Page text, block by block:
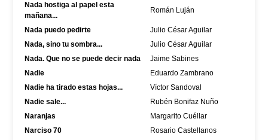
Nada hostiga al papel esta
mañana...
Román Luján
Nada puedo pedirte
Julio César Aguilar
Nada, sino tu sombra...
Julio César Aguilar
Nada. Que no se puede decir nada
Jaime Sabines
Nadie
Eduardo Zambrano
Nadie ha tirado estas hojas...
Víctor Sandoval
Nadie sale...
Rubén Bonifaz Nuño
Naranjas
Margarito Cuéllar
Narciso 70
Rosario Castellanos